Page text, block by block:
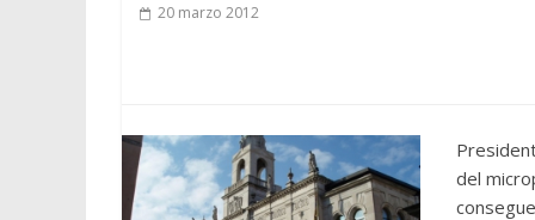
20 marzo 2012
del